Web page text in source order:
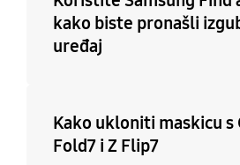
kako biste pronašli
uređaj
Kako ukloniti maskicu s
Fold7 i Z Flip7